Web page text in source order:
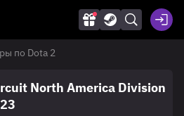
по Dota 2
North America Division